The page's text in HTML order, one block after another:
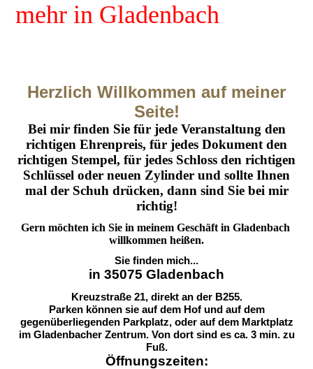
mehr in Gladenbach
Herzlich Willkommen auf meiner
Seite!
Bei mir finden Sie für jede Veranstaltung den
richtigen Ehrenpreis, für jedes Dokument den
richtigen Stempel, für jedes Schloss den richtigen
Schlüssel oder neuen Zylinder und sollte Ihnen
mal der Schuh drücken, dann sind Sie bei mir
richtig!
Gern möchten ich Sie in meinem Geschäft in Gladenbach
willkommen heißen.
Sie finden mich...
in 35075 Gladenbach
Kreuzstraße 21, direkt an der B255.
Parken können sie auf dem Hof und auf dem
gegenüberliegenden Parkplatz, oder auf dem Marktplatz
im Gladenbacher Zentrum. Von dort sind es ca. 3 min. zu
Fuß.
Öffnungszeiten: